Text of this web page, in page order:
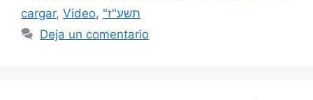
cargar, Video,
"תשע"ז
Deja un comentario